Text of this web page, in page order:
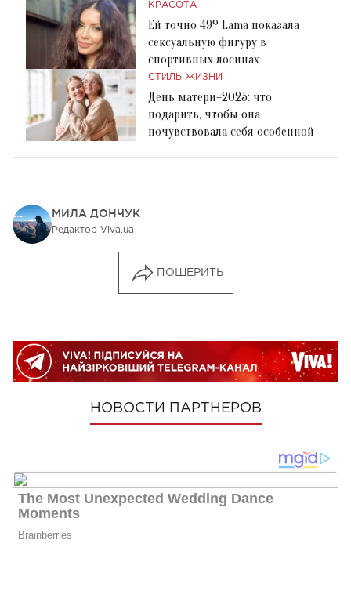
КРАСОТА
Ей точно 49? Lama показала
сексуальную фигуру в
спортивных лосинах
СТИЛЬ ЖИЗНИ
День матери–2025: что
подарить, чтобы она
почувствовала себя особенной
МИЛА ДОНЧУК
Редактор Viva.ua
ПОШЕРИТЬ
НОВОСТИ ПАРТНЕРОВ